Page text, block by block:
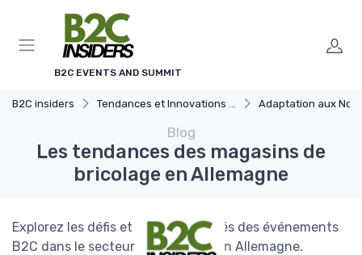
B2C EVENTS AND SUMMIT
B2C insiders Tendances et Innovations dans l'evenementiel B2B Adaptation aux Nouvelles Attentes des
Blog
Les tendances des magasins de
bricolage en Allemagne
Explorez les défis et les opportunités des événements
B2C dans le secteur du bricolage en Allemagne.
Panneau de gestion des cookies